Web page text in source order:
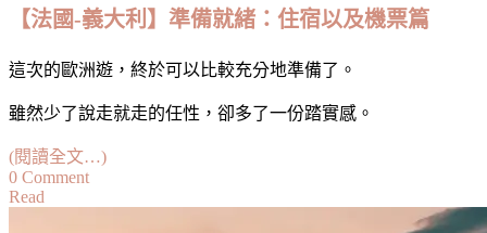
【法國-義大利】準備就緒：住宿以及機票篇
這次的歐洲遊，終於可以比較充分地準備了。
雖然少了說走就走的任性，卻多了一份踏實感。
(閱讀全文…)
0 Commenton
Read